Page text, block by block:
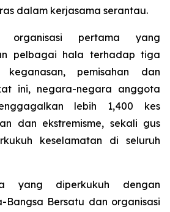
dalam kerjasama serantau.
organisasi pertama yang
pelbagai hala terhadap tiga
pemisahan dan
ini, negara-negara anggota
lebih 1,400 kes
dan ekstremisme, sekali gus
keselamatan di seluruh
yang diperkukuh dengan
Bangsa Bersatu dan organisasi